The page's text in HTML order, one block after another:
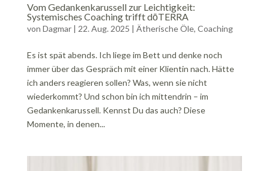
Vom Gedankenkarussell zur Leichtigkeit:
Systemisches Coaching trifft dōTERRA
von Dagmar| 22. Aug. 2025 | Ätherische Öle, Coaching
Es ist spät abends. Ich liege im Bett und denke noch
immer über das Gespräch mit einer Klientin nach. Hätte
ich anders reagieren sollen? Was, wenn sie nicht
wiederkommt? Und schon bin ich mittendrin – im
Gedankenkarussell. Kennst Du das auch? Diese
Momente, in denen...